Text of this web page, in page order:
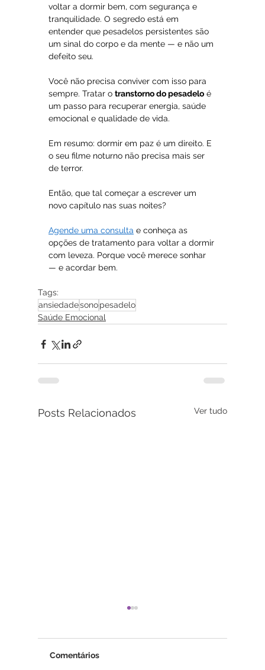
voltar a dormir bem, com segurança e
tranquilidade. O segredo está em
entender que pesadelos persistentes são
um sinal do corpo e da mente — e não um
defeito seu.
Você não precisa conviver com isso para
sempre. Tratar o transtorno do pesadelo é
um passo para recuperar energia, saúde
emocional e qualidade de vida.
Em resumo: dormir em paz é um direito. E
o seu filme noturno não precisa mais ser
de terror.
Então, que tal começar a escrever um
novo capítulo nas suas noites?
Agende uma consulta e conheça as
opções de tratamento para voltar a dormir
com leveza. Porque você merece sonhar
— e acordar bem.
Tags:
ansiedadesonopesadelo
Saúde Emocional
Posts Relacionados Ver tudo
Comentários